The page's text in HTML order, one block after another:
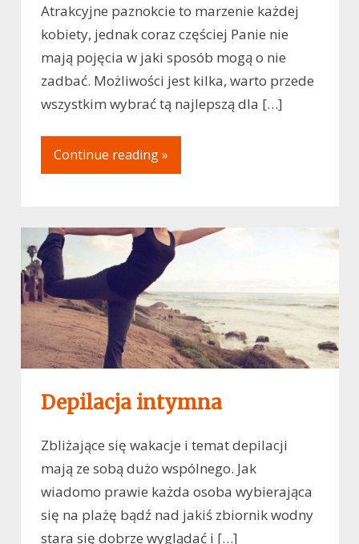
Atrakcyjne paznokcie to marzenie każdej
kobiety, jednak coraz częściej Panie nie
mają pojęcia w jaki sposób mogą o nie
zadbać. Możliwości jest kilka, warto przede
wszystkim wybrać tą najlepszą dla […]
Continue reading »
Depilacja intymna
Zbliżające się wakacje i temat depilacji
mają ze sobą dużo wspólnego. Jak
wiadomo prawie każda osoba wybierająca
się na plażę bądź nad jakiś zbiornik wodny
stara się dobrze wyglądać i […]